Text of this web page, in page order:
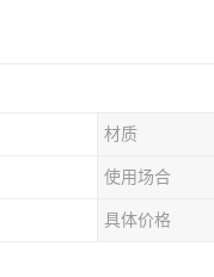
材质
使用场合
具体价格